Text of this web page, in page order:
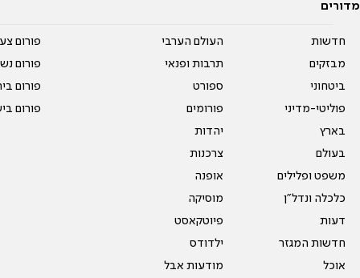
מדורים
חדשות
מבזקים
ביטחוני
פוליטי-מדיני
בארץ
בעולם
משפט ופלילים
כלכלה ונדל"ן
דעות
חדשות המגזר
אוכל
העולם הערבי
תרבות ופנאי
ספורט
פורומים
יהדות
צרכנות
אופנה
מוסיקה
פיוטקאסט
ילדודס
מודעות אבל
פורום
פורום
פורום
פורום